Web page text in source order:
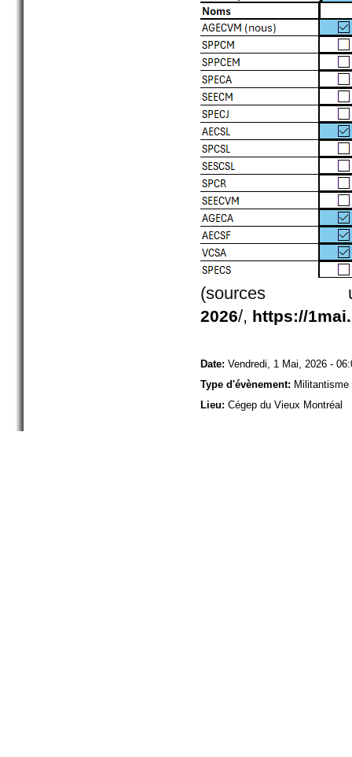
(sources
2026/, https://
Date: Vendredi, 1 Mai, 2026 -
Type d'évènement: Militantisme
Lieu: Cégep du Vieux Montréal